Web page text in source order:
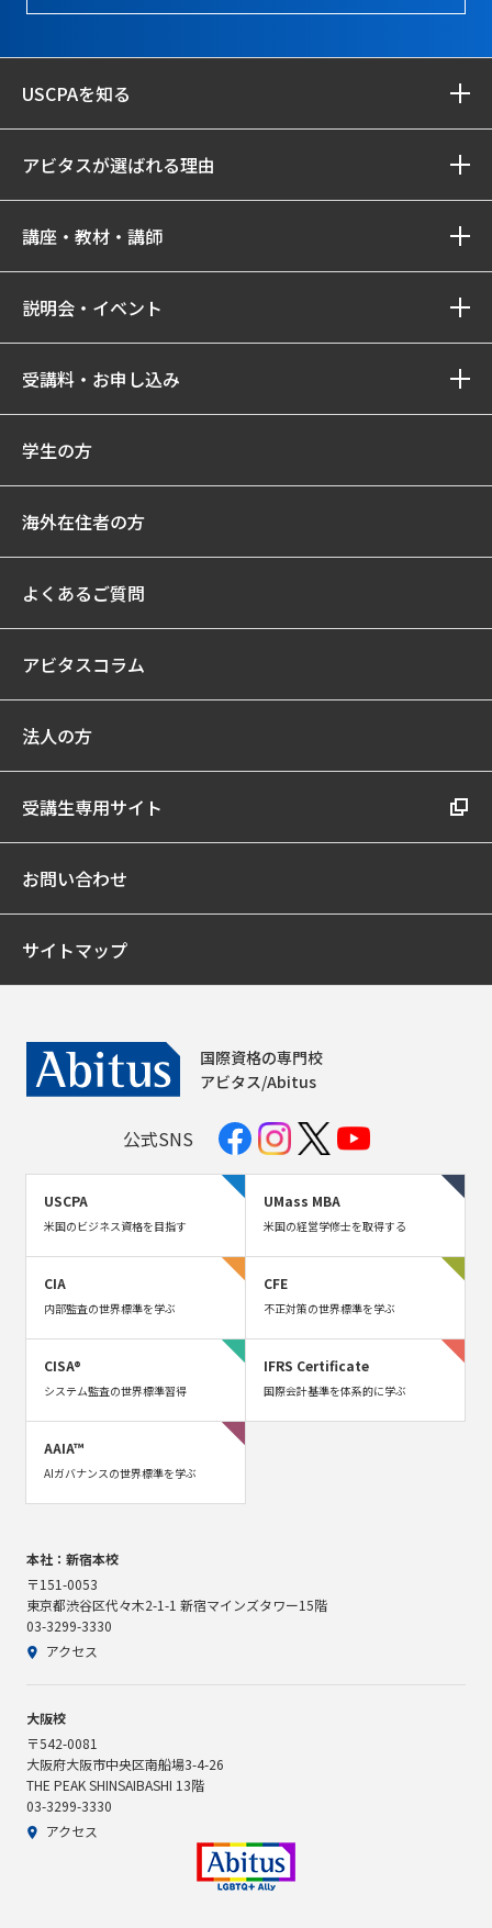
USCPAを知る
アビタスが選ばれる理由
講座・教材・講師
説明会・イベント
受講料・お申し込み
学生の方
海外在住者の方
よくあるご質問
アビタスコラム
法人の方
受講生専用サイト
お問い合わせ
サイトマップ
国際資格の専門校
アビタス/Abitus
公式SNS
USCPA
米国のビジネス資格を目指す
UMass MBA
米国の経営学修士を取得する
CIA
内部監査の世界標準を学ぶ
CFE
不正対策の世界標準を学ぶ
CISA®
システム監査の世界標準習得
IFRS Certificate
国際会計基準を体系的に学ぶ
AAIA™
AIガバナンスの世界標準を学ぶ
本社：新宿本校
〒151-0053
東京都渋谷区代々木2-1-1 新宿マインズタワー15階
03-3299-3330
アクセス
大阪校
〒542-0081
大阪府大阪市中央区南船場3-4-26
THE PEAK SHINSAIBASHI 13階
03-3299-3330
アクセス